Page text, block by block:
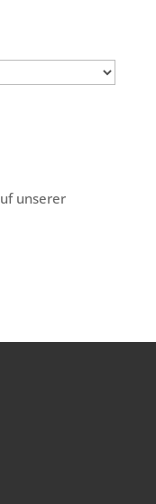
unserer